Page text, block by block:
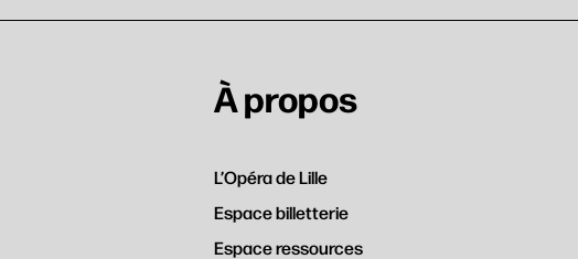
À propos
L’Opéra de Lille
Espace billetterie
Espace ressources